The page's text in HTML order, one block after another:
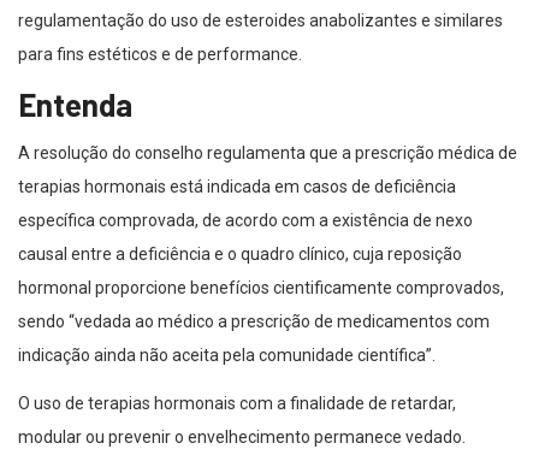
regulamentação do uso de esteroides anabolizantes e similares
para fins estéticos e de performance.
Entenda
A resolução do conselho regulamenta que a prescrição médica de
terapias hormonais está indicada em casos de deficiência
específica comprovada, de acordo com a existência de nexo
causal entre a deficiência e o quadro clínico, cuja reposição
hormonal proporcione benefícios cientificamente comprovados,
sendo “vedada ao médico a prescrição de medicamentos com
indicação ainda não aceita pela comunidade científica”.
O uso de terapias hormonais com a finalidade de retardar,
modular ou prevenir o envelhecimento permanece vedado.